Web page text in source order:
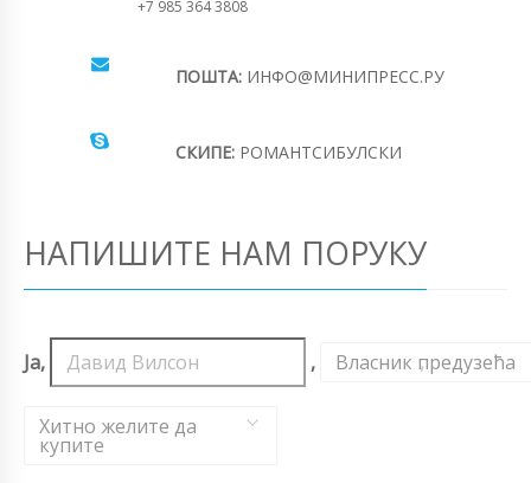
+7 985 364 3808
ПОШТА: ИНФО@МИНИПРЕСС.РУ
СКИПЕ: РОМАНТСИБУЛСКИ
НАПИШИТЕ НАМ ПОРУКУ
Ја, , Власник предузећа
,
Хитно желите да
купите